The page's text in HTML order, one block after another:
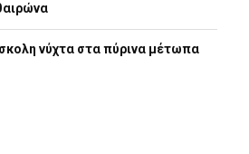
νύχτα στα πύρινα μέτωπα